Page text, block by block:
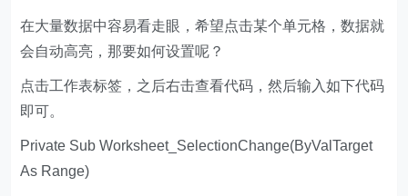
在大量数据中容易看走眼，希望点击某个单元格，数据就
会自动高亮，那要如何设置呢？
点击工作表标签，之后右击查看代码，然后输入如下代码
即可。
Private Sub Worksheet_SelectionChange(ByValTarget
As Range)